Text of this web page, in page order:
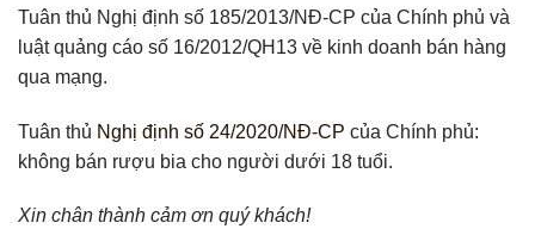
Tuân thủ Nghị định số 185/2013/NĐ-CP của Chính phủ và
luật quảng cáo số 16/2012/QH13 về kinh doanh bán hàng
qua mạng.
Tuân thủ Nghị định số 24/2020/NĐ-CP của Chính phủ:
không bán rượu bia cho người dưới 18 tuổi.
Xin chân thành cảm ơn quý khách!